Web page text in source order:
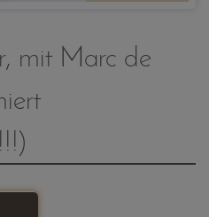
mit Marc de